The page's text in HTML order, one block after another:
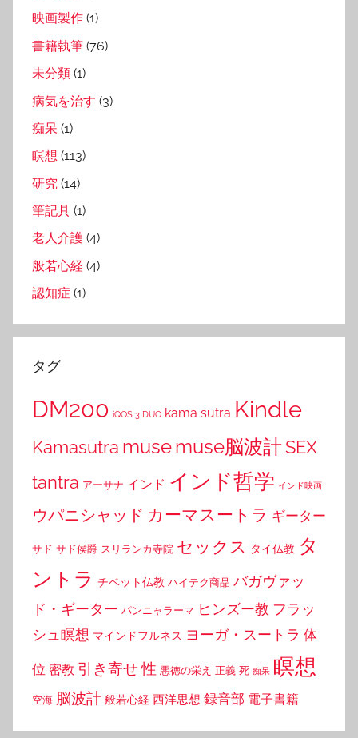
映画製作 (1)
書籍執筆 (76)
未分類 (1)
病気を治す (3)
痴呆 (1)
瞑想 (113)
研究 (14)
筆記具 (1)
老人介護 (4)
般若心経 (4)
認知症 (1)
タグ
DM200 iQOS 3 DUO kama sutra Kindle
Kāmasūtra musemuse脳波計SEX
tantra アーサナ インド インド哲学 インド映画
ウパニシャッド カーマスートラ ギーター
サド サド侯爵 スリランカ寺院 セックス タイ仏教 タ
ントラ チベット仏教 ハイテク商品 バガヴァッ
ド・ギーター パンニャラーマ ヒンズー教 フラッ
シュ瞑想 マインドフルネス ヨーガ・スートラ 体
位 密教 引き寄せ性 悪徳の栄え 正義 死 痴呆 瞑想
空海 脳波計 般若心経 西洋思想 録音部 電子書籍